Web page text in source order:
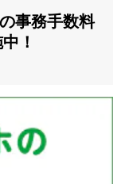
事務手数料
！